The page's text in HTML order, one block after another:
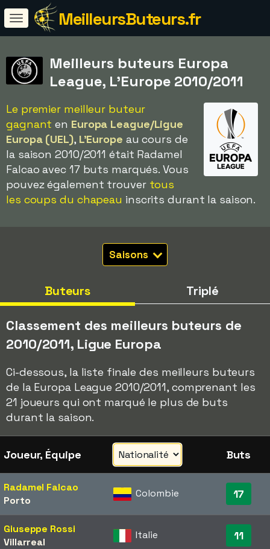
MeilleursButeurs.fr
Meilleurs buteurs Europa
League, L'Europe 2010/2011
Le premier meilleur buteur
gagnant en Europa League/Ligue
Europa (UEL), L'Europe au cours de
la saison 2010/2011 était Radamel
Falcao avec 17 buts marqués. Vous
pouvez également trouver tous
les coups du chapeau inscrits durant la saison.
Saisons
Buteurs Triplé
Classement des meilleurs buteurs de
2010/2011, Ligue Europa
Ci-dessous, la liste finale des meilleurs buteurs
de la Europa League 2010/2011, comprenant les
21 joueurs qui ont marqué le plus de buts
durant la saison.
Joueur, Équipe Buts
Radamel Falcao
Porto
Colombie 17
Giuseppe Rossi
Villarreal
Italie 11